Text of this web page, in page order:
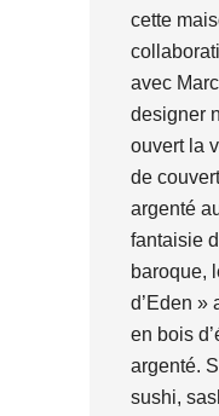
cette
avec
designer
ouvert la
de
argenté
fantaisie
baroque,
d’Eden »
en bois
argenté.
sushi,